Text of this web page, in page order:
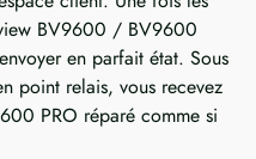
BV9600 / BV9600
en parfait état. Sous
point relais, vous recevez
PRO réparé comme si